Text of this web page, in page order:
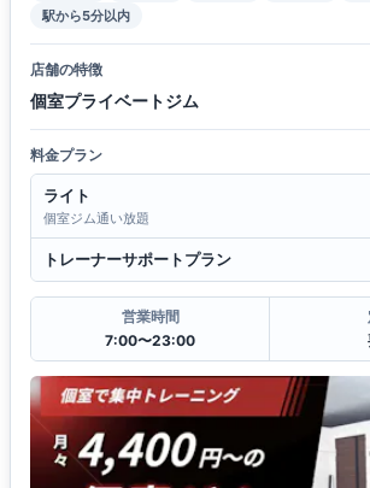
駅から5分以内
店舗の特徴
個室プライベートジム
料金プラン
ライト
個室ジム通い放題
トレーナーサポートプラン
営業時間
7:00〜23:00